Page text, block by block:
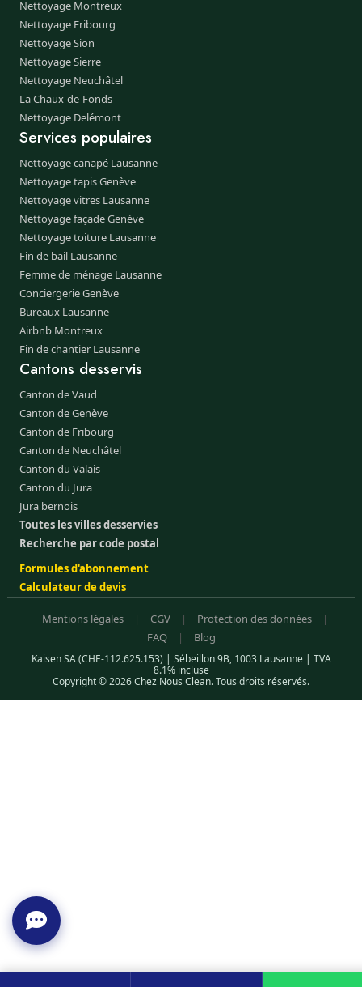
Nettoyage Montreux
Nettoyage Fribourg
Nettoyage Sion
Nettoyage Sierre
Nettoyage Neuchâtel
La Chaux-de-Fonds
Nettoyage Delémont
Services populaires
Nettoyage canapé Lausanne
Nettoyage tapis Genève
Nettoyage vitres Lausanne
Nettoyage façade Genève
Nettoyage toiture Lausanne
Fin de bail Lausanne
Femme de ménage Lausanne
Conciergerie Genève
Bureaux Lausanne
Airbnb Montreux
Fin de chantier Lausanne
Cantons desservis
Canton de Vaud
Canton de Genève
Canton de Fribourg
Canton de Neuchâtel
Canton du Valais
Canton du Jura
Jura bernois
Toutes les villes desservies
Recherche par code postal
Formules d'abonnement
Calculateur de devis
Mentions légales | CGV | Protection des données
|
FAQ
| Blog
Kaisen SA (CHE-112.625.153) | Sébeillon 9B, 1003 Lausanne | TVA
8.1% incluse
Copyright © 2026 Chez Nous Clean. Tous droits réservés.